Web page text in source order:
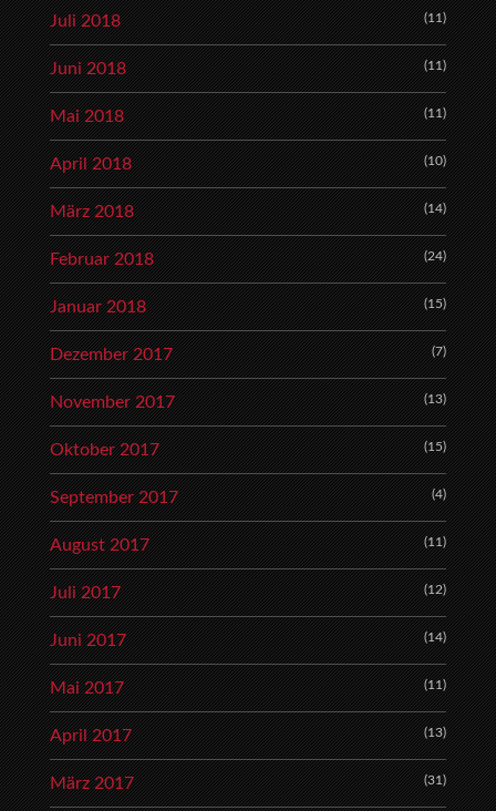
Juli 2018 (11)
Juni 2018 (11)
Mai 2018 (11)
April 2018 (10)
März 2018 (14)
Februar 2018 (24)
Januar 2018 (15)
Dezember 2017 (7)
November 2017 (13)
Oktober 2017 (15)
September 2017 (4)
August 2017 (11)
Juli 2017 (12)
Juni 2017 (14)
Mai 2017 (11)
April 2017 (13)
März 2017 (31)